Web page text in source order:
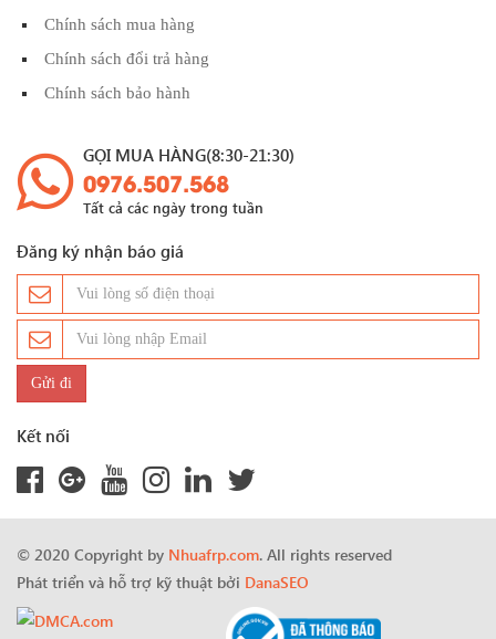
Chính sách mua hàng
Chính sách đổi trả hàng
Chính sách bảo hành
GỌI MUA HÀNG(8:30-21:30)
0976.507.568
Tất cả các ngày trong tuần
Đăng ký nhận báo giá
Kết nối
© 2020 Copyright by Nhuafrp.com. All rights reserved
Phát triển và hỗ trợ kỹ thuật bởi DanaSEO